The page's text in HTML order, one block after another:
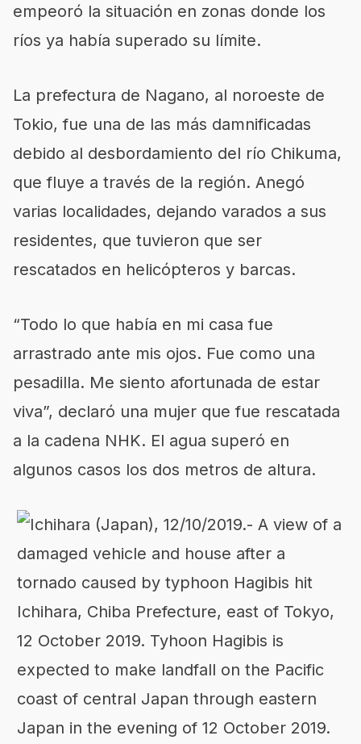
empeoró la situación en zonas donde los
ríos ya había superado su límite.
La prefectura de Nagano, al noroeste de
Tokio, fue una de las más damnificadas
debido al desbordamiento del río Chikuma,
que fluye a través de la región. Anegó
varias localidades, dejando varados a sus
residentes, que tuvieron que ser
rescatados en helicópteros y barcas.
“Todo lo que había en mi casa fue
arrastrado ante mis ojos. Fue como una
pesadilla. Me siento afortunada de estar
viva”, declaró una mujer que fue rescatada
a la cadena NHK. El agua superó en
algunos casos los dos metros de altura.